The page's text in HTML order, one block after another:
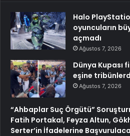
Halo
oyuncuların
açmadı
Ağustos 7, 2026
Dünya Kupası
eşine
Ağustos 7, 2026
“Ahbaplar Suç Örgütü”
Fatih Portakal, Feyza Altun,
Serter’in İfadelerine